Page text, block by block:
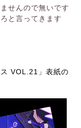
せんので無いです
と言ってきます
VOL.21」表紙の